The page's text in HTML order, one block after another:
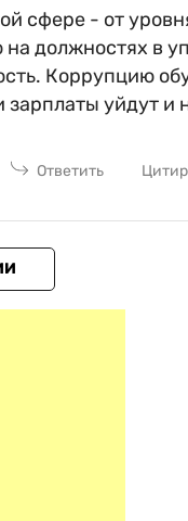
сфере - от
должностях в
Коррупцию
уйдут и
Ответить